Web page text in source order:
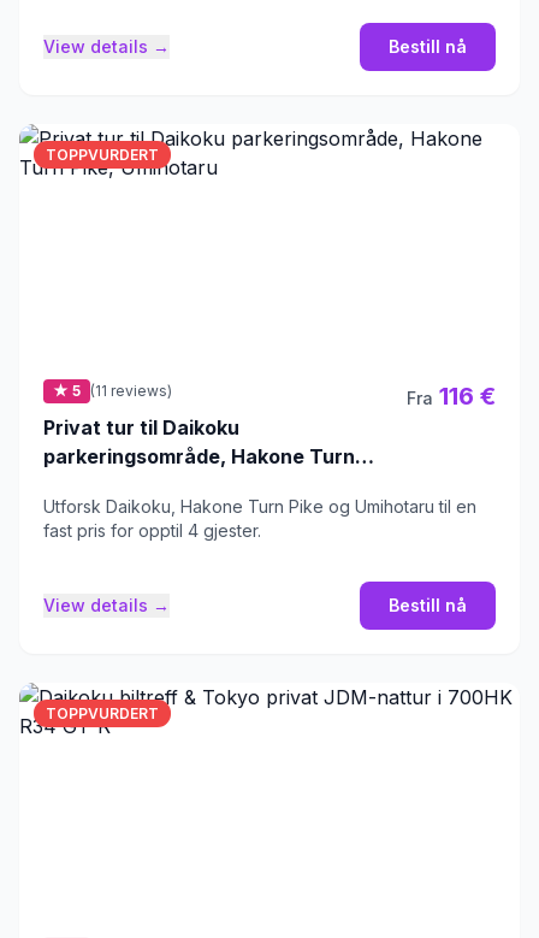
View details → Bestill nå
TOPPVURDERT
★ 5 (11 reviews)
Privat tur til Daikoku
parkeringsområde, Hakone Turn
Fra 116 €
Utforsk Daikoku, Hakone Turn Pike og Umihotaru til en
fast pris for opptil 4 gjester.
View details → Bestill nå
TOPPVURDERT